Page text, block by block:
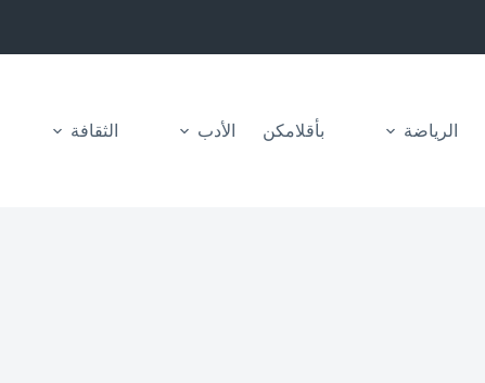
الرياضة بأقلامكن الأدب الثقافة